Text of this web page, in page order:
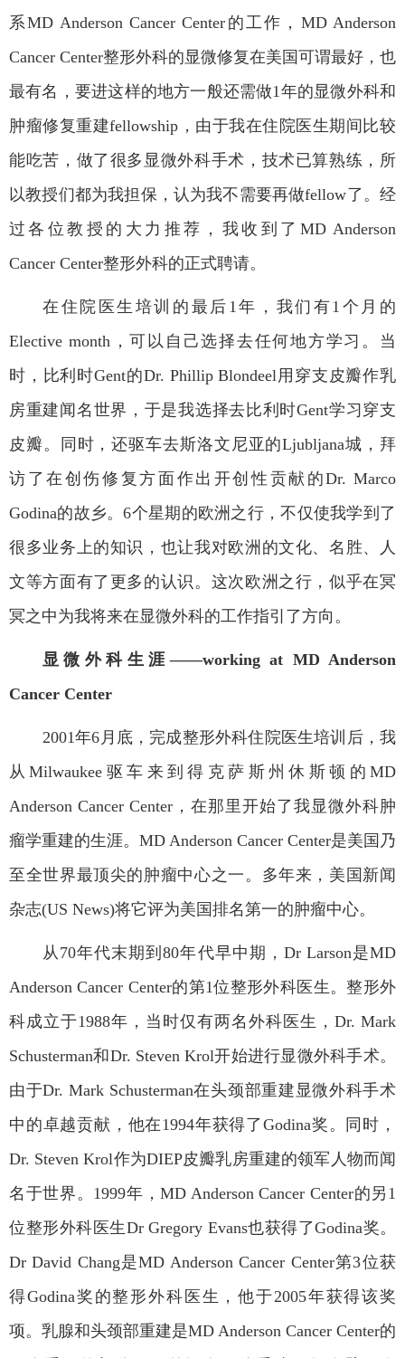
系MD Anderson Cancer Center 的工作， MD Anderson
Cancer Center整形外科的显微修复在美国可谓最好，也
最有名，要进这样的地方一般还需做1 年的显微外科和
肿瘤修复重建fellowship ，由于我在住院医生期间比较
能吃苦，做了很多显微外科手术，技术已算熟练，所
以教授们都为我担保，认为我不需要再做fellow了。经
过各位教授的大力推荐，我收到了 MD Anderson
Cancer Center整形外科的正式聘请。
在住院医生培训的最后 1 年，我们有1 个月的
Elective month ，可以自己选择去任何地方学习。当
时，比利时Gent的Dr. Phillip Blondeel 用穿支皮瓣作乳
房重建闻名世界，于是我选择去比利时Gent学习穿支
皮瓣。同时，还驱车去斯洛文尼亚的Ljubljana城，拜
访了在创伤修复方面作出开创性贡献的Dr. Marco
Godina的故乡。6个星期的欧洲之行，不仅使我学到了
很多业务上的知识，也让我对欧洲的文化、名胜、人
文等方面有了更多的认识。这次欧洲之行，似乎在冥
冥之中为我将来在显微外科的工作指引了方向。
显微外科生涯——working at MD Anderson
Cancer Center
2001年6 月底，完成整形外科住院医生培训后，我
从Milwaukee 驱车来到得克萨斯州休斯顿的MD
Anderson Cancer Center ，在那里开始了我显微外科肿
瘤学重建的生涯。 MD Anderson Cancer Center是美国乃
至全世界最顶尖的肿瘤中心之一。多年来，美国新闻
杂志(US News)将它评为美国排名第一的肿瘤中心。
从 70年代末期到80年代早中期， Dr Larson是MD
Anderson Cancer Center的第1位整形外科医生。整形外
科成立于1988年，当时仅有两名外科医生， Dr. Mark
Schusterman和Dr. Steven Krol开始进行显微外科手术。
由于Dr. Mark Schusterman在头颈部重建显微外科手术
中的卓越贡献，他在1994年获得了Godina奖。同时，
Dr. Steven Krol作为DIEP皮瓣乳房重建的领军人物而闻
名于世界。 1999年，MD Anderson Cancer Center的另 1
位整形外科医生Dr Gregory Evans也获得了Godina奖。
Dr David Chang是MD Anderson Cancer Center第3位获
得Godina奖的整形外科医生，他于2005年获得该奖
项。乳腺和头颈部重建是MD Anderson Cancer Center的